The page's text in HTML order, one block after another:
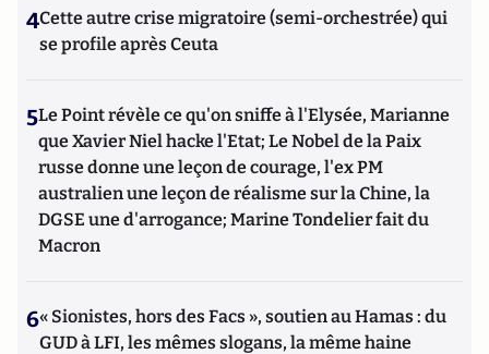
4Cette autre crise migratoire (semi-orchestrée) qui
se profile après Ceuta
5Le Point révèle ce qu'on sniffe à l'Elysée, Marianne
que Xavier Niel hacke l'Etat; Le Nobel de la Paix
russe donne une leçon de courage, l'ex PM
australien une leçon de réalisme sur la Chine, la
DGSE une d'arrogance; Marine Tondelier fait du
Macron
6« Sionistes, hors des Facs », soutien au Hamas : du
GUD à LFI, les mêmes slogans, la même haine